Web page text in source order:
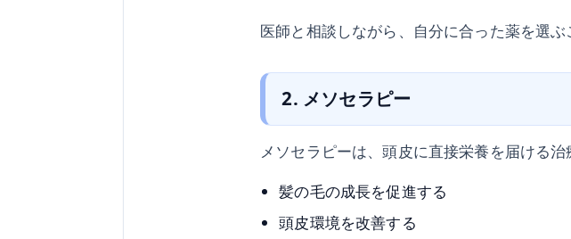
医師と相談しながら、自分に合った薬を選ぶ
2. メソセラピー
メソセラピーは、頭皮に直接栄養を届ける
髪の毛の成長を促進する
頭皮環境を改善する